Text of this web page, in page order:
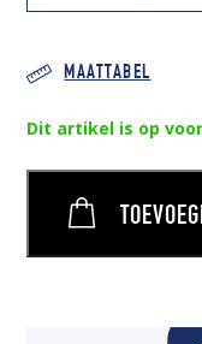
MAATTABEL
Dit artikel is op